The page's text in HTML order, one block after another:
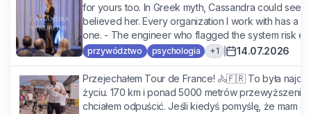
for yours too. In Greek myth, Cassandra could see
believed her. Every organization I work with has a
one. - The engineer who flagged the system risk
przywództwo psychologia +1 14.07.2026
Przejechałem Tour de France! 🚴🇫🇷 To była
życiu. 170 km i ponad 5000 metrów przewyższenia.
chciałem odpuścić. Jeśli kiedyś pomyślę, że mam